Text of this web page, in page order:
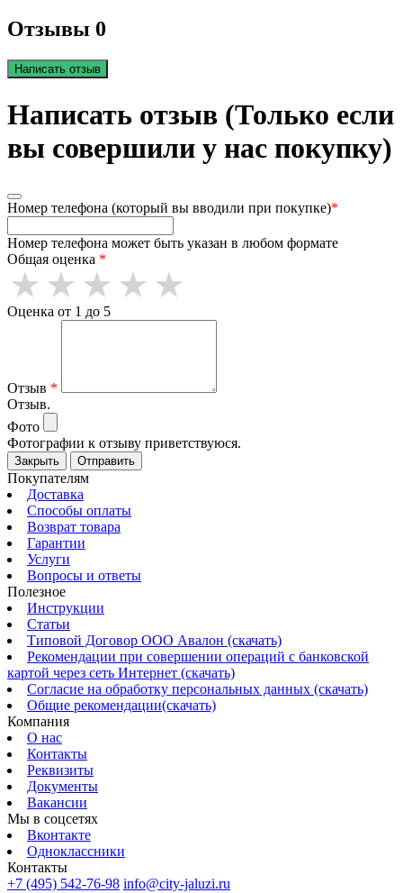
Отзывы 0
Написать отзыв
Написать отзыв (Только если
вы совершили у нас покупку)
Номер телефона (который вы вводили при покупке)*
Номер телефона может быть указан в любом формате
Общая оценка *
Оценка от 1 до 5
Отзыв *
Отзыв.
Фото
Фотографии к отзыву приветствуюся.
Закрыть Отправить
Покупателям
Доставка
Способы оплаты
Возврат товара
Гарантии
Услуги
Вопросы и ответы
Полезное
Инструкции
Статьи
Типовой Договор ООО Авалон (скачать)
Рекомендации при совершении операций с банковской
картой через сеть Интернет (скачать)
Согласие на обработку персональных данных (скачать)
Общие рекомендации(скачать)
Компания
О нас
Контакты
Реквизиты
Документы
Вакансии
Мы в соцсетях
Вконтакте
Одноклассники
Контакты
+7 (495) 542-76-98 info@city-jaluzi.ru